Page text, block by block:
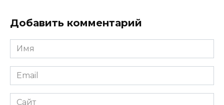
Добавить комментарий
Имя
*
Email
*
Сайт